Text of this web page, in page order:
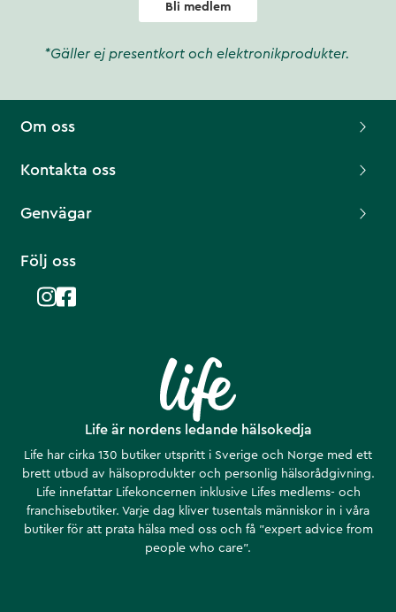
Bli medlem
*Gäller ej presentkort och elektronikprodukter.
Life är nordens ledande hälsokedja
Life har cirka 130 butiker utspritt i Sverige och Norge med ett
brett utbud av hälsoprodukter och personlig hälsorådgivning.
Life innefattar Lifekoncernen inklusive Lifes medlems- och
franchisebutiker. Varje dag kliver tusentals människor in i våra
butiker för att prata hälsa med oss och få ”expert advice from
people who care”.
Om oss
Kontakta oss
Genvägar
Följ oss